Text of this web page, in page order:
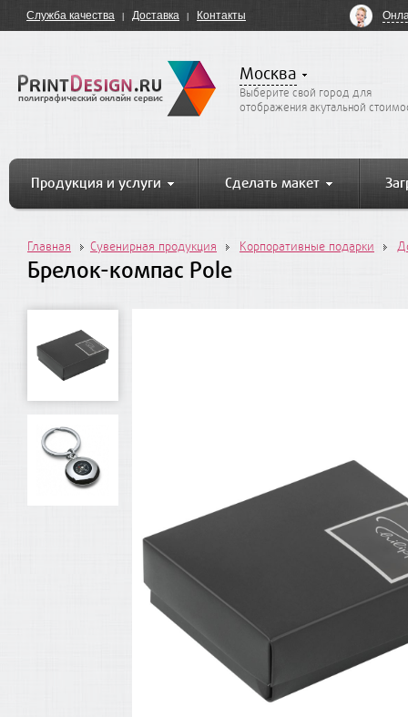
Служба качества Доставка Контакты
Москва
Выберите свой город для
отображения акутальной
Продукция и услуги Сделать макет
Главная Сувенирная продукция Корпоративные подарки
Брелок-компас Pole